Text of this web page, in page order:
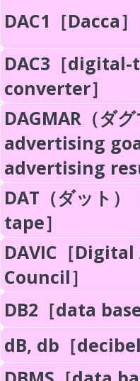
DAC1［Dacca］
DAC3［
converter］
DAGMAR（ダ
advertising
advertising
DAT（ダット
tape］
DAVIC［
Council］
DB2［data base
dB, db［decibel